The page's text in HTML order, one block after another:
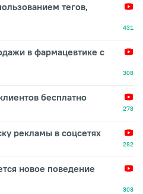
тегов,
431
в фармацевтике с
308
бесплатно
278
рекламы в соцсетях
282
новое поведение
303